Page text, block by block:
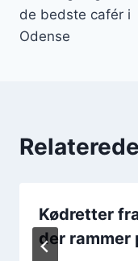
de bedste cafér i
Odense
Kødretter
der rammer